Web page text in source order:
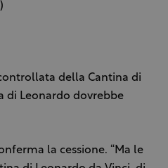
della Cantina di
di Leonardo dovrebbe
la cessione. “Ma le